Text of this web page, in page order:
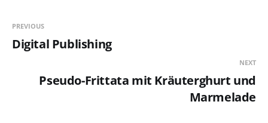
PREVIOUS
Digital Publishing
NEXT
Pseudo-Frittata mit Kräuterghurt und
Marmelade